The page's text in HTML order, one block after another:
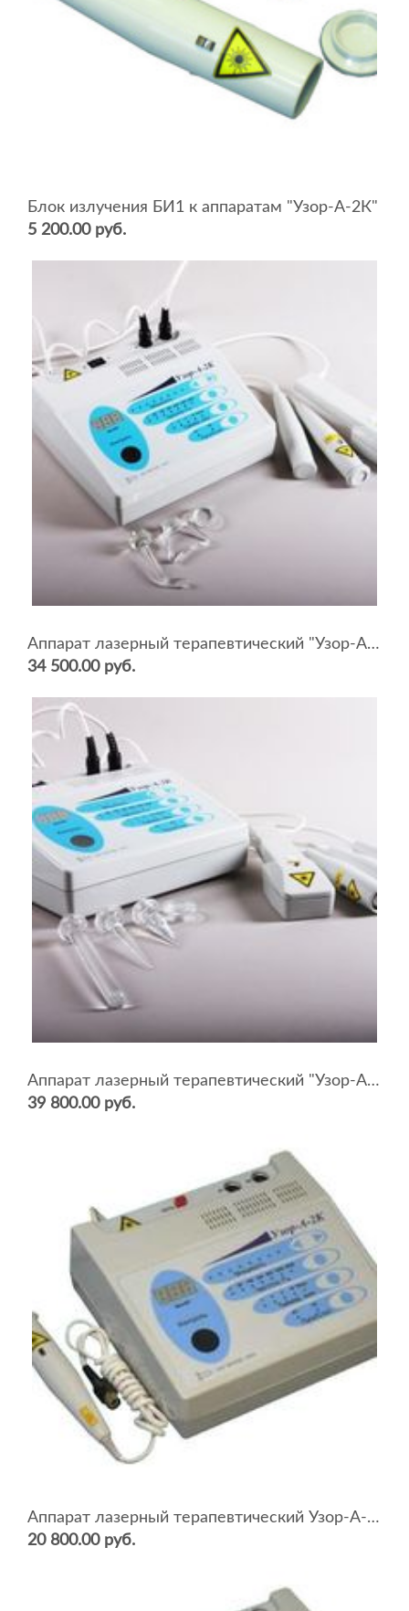
Блок излучения БИ1 к аппаратам "Узор-А-2К"
5 200.00 руб.
Аппарат лазерный терапевтический "Узор-А-2К-Стоматолог"
34 500.00 руб.
Аппарат лазерный терапевтический "Узор-А-2К-Профи"
39 800.00 руб.
Аппарат лазерный терапевтический Узор-А-2К/2
20 800.00 руб.